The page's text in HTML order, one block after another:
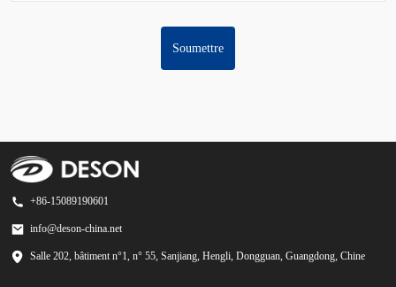
Soumettre
+86-15089190601
info@deson-china.net
Salle 202, bâtiment n°1, n° 55, Sanjiang, Hengli, Dongguan, Guangdong, Chine